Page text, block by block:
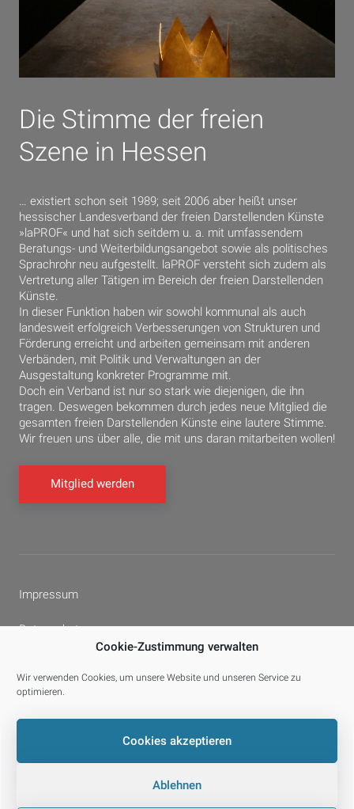
Cookie-Zustimmung verwalten
Wir verwenden Cookies, um unsere Website und unseren Service zu
optimieren.
Cookies akzeptieren
Ablehnen
Die Stimme der freien
Szene in Hessen
… existiert schon seit 1989; seit 2006 aber heißt unser
hessischer Landesverband der freien Darstellenden Künste
»laPROF« und hat sich seitdem u. a. mit umfassendem
Beratungs- und Weiterbildungsangebot sowie als politisches
Sprachrohr neu aufgestellt. laPROF versteht sich zudem als
Vertretung aller Tätigen im Bereich der freien Darstellenden
Künste.
In dieser Funktion haben wir sowohl kommunal als auch
landesweit erfolgreich Verbesserungen von Strukturen und
Förderung erreicht und arbeiten gemeinsam mit anderen
Verbänden, mit Politik und Verwaltungen an der
Ausgestaltung konkreter Programme mit.
Doch ein Verband ist nur so stark wie diejenigen, die ihn
tragen. Deswegen bekommen durch jedes neue Mitglied die
gesamten freien Darstellenden Künste eine lautere Stimme.
Wir freuen uns über alle, die mit uns daran mitarbeiten wollen!
Mitglied werden
Impressum
Datenschutz